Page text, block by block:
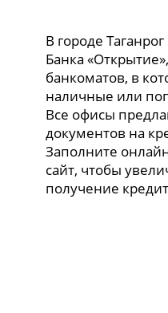
В городе
Банка
банкоматов, в
наличные или
Все офисы
документов на
Заполните
сайт, чтобы
получение